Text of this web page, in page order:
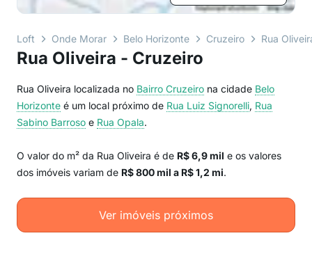
Loft Onde Morar Belo Horizonte Cruzeiro Rua
Rua Oliveira - Cruzeiro
Rua Oliveira localizada no Bairro Cruzeiro na cidade Belo
Horizonte é um local próximo de Rua Luiz Signorelli, Rua
Sabino Barroso e Rua Opala.
O valor do m² da Rua Oliveira é de R$ 6,9 mil e os valores
dos imóveis variam de R$ 800 mil a R$ 1,2 mi.
Ver imóveis próximos